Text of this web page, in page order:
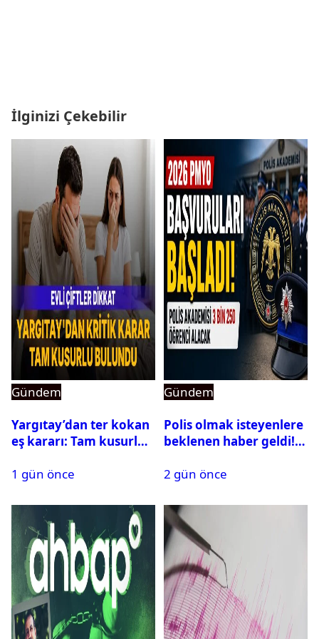
İlginizi Çekebilir
Gündem
Yargıtay’dan ter kokan
eş kararı: Tam kusurlu
1 gün önce
Gündem
Polis olmak isteyenlere
beklenen haber geldi!
2 gün önce